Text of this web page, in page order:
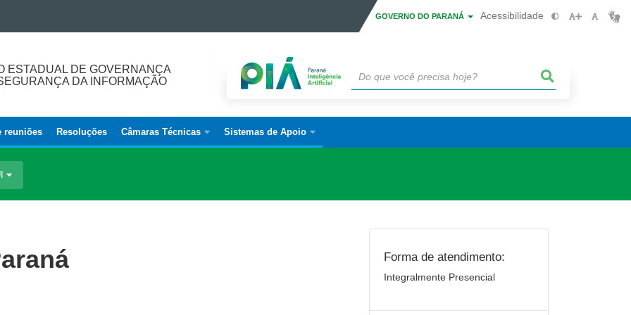
GOVERNO DO PARANÁ Acessibilidade
ESTADUAL DE GOVERNANÇA
DA INFORMAÇÃO
reuniões Resoluções Câmaras Técnicas Sistemas de Apoio
Forma de atendimento:
Integralmente Presencial